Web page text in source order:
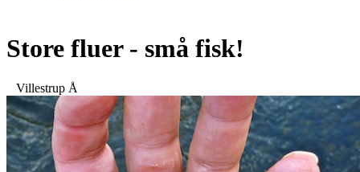
Store fluer - små fisk!
Villestrup Å